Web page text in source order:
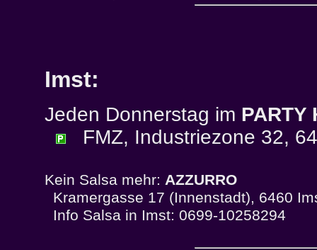
Imst:
Jeden Donnerstag im PARTY
FMZ, Industriezone 32,
Kein Salsa mehr: AZZURRO
Kramergasse 17 (Innenstadt), 6460
Info Salsa in Imst: 0699-10258294